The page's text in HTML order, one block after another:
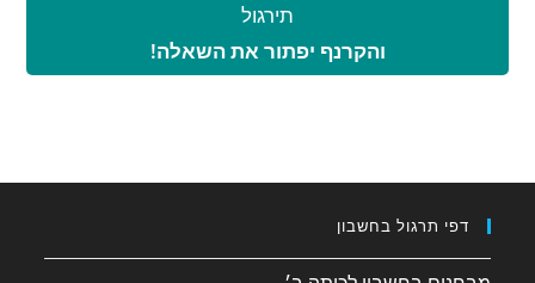
תירגול
והקרנף יפתור את השאלה!
דפי תרגול בחשבון